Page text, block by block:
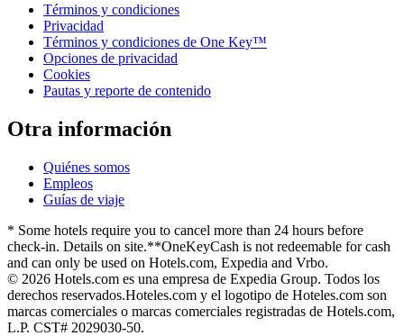
Términos y condiciones
Privacidad
Términos y condiciones de One Key™
Opciones de privacidad
Cookies
Pautas y reporte de contenido
Otra información
Quiénes somos
Empleos
Guías de viaje
* Some hotels require you to cancel more than 24 hours before
check-in. Details on site.**OneKeyCash is not redeemable for cash
and can only be used on Hotels.com, Expedia and Vrbo.
© 2026 Hotels.com es una empresa de Expedia Group. Todos los
derechos reservados.Hoteles.com y el logotipo de Hoteles.com son
marcas comerciales o marcas comerciales registradas de Hotels.com,
L.P. CST# 2029030-50.